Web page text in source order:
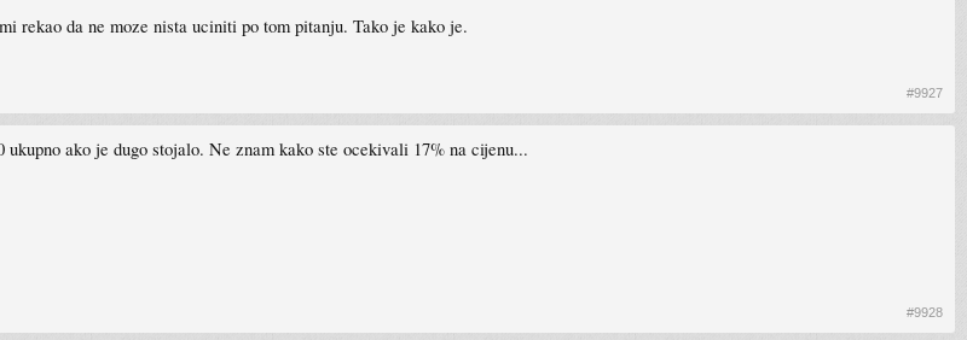
rekao da ne moze nista uciniti po tom pitanju. Tako je kako je.
#9927
ako je dugo stojalo. Ne znam kako ste ocekivali 17% na cijenu...
#9928